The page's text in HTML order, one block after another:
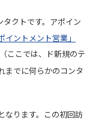
クトです。アポイン
イントメント営業」
ここでは、ド新規のテ
までに何らかのコンタ
なります。この初回訪